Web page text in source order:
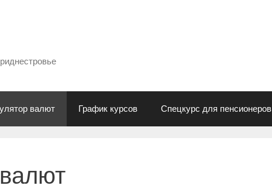
валют График курсов Спецкурс для пенсионеров